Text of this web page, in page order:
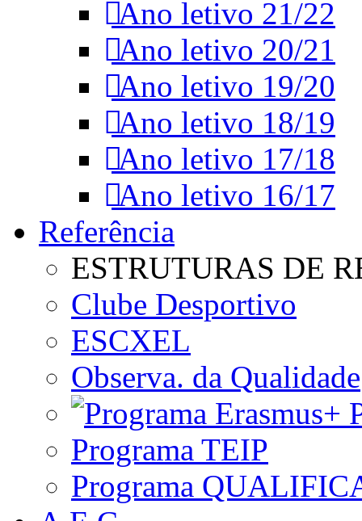
Ano letivo 21/22
Ano letivo 20/21
Ano letivo 19/20
Ano letivo 18/19
Ano letivo 17/18
Ano letivo 16/17
Referência
ESTRUTURAS DE
Clube Desportivo
ESCXEL
Observa. da Qualidade
Programa TEIP
Programa